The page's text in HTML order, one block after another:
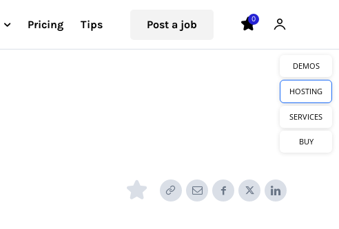
Pricing Tips Post a job 0
DEMOS
HOSTING
SERVICES
BUY